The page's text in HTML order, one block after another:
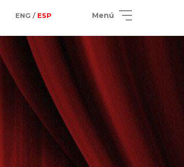
ENG / ESP Menú